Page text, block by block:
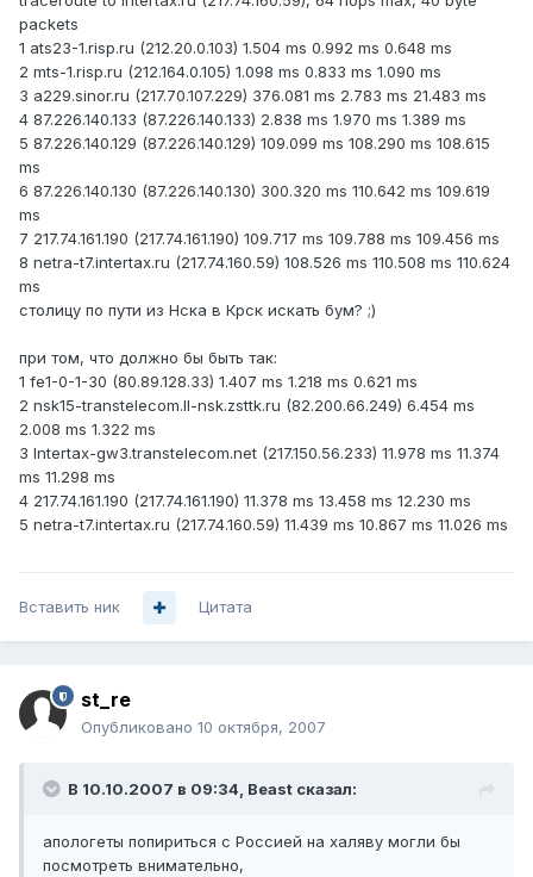
packets
1 ats23-1.risp.ru (212.20.0.103) 1.504 ms 0.992 ms 0.648 ms
2 mts-1.risp.ru (212.164.0.105) 1.098 ms 0.833 ms 1.090 ms
3 a229.sinor.ru (217.70.107.229) 376.081 ms 2.783 ms 21.483 ms
4 87.226.140.133 (87.226.140.133) 2.838 ms 1.970 ms 1.389 ms
5 87.226.140.129 (87.226.140.129) 109.099 ms 108.290 ms 108.615
ms
6 87.226.140.130 (87.226.140.130) 300.320 ms 110.642 ms 109.619
ms
7 217.74.161.190 (217.74.161.190) 109.717 ms 109.788 ms 109.456 ms
8 netra-t7.intertax.ru (217.74.160.59) 108.526 ms 110.508 ms 110.624
ms
столицу по пути из Нска в Крск искать бум? ;)
при том, что должно бы быть так:
1 fe1-0-1-30 (80.89.128.33) 1.407 ms 1.218 ms 0.621 ms
2 nsk15-transtelecom.ll-nsk.zsttk.ru (82.200.66.249) 6.454 ms
2.008 ms 1.322 ms
3 Intertax-gw3.transtelecom.net (217.150.56.233) 11.978 ms 11.374
ms 11.298 ms
4 217.74.161.190 (217.74.161.190) 11.378 ms 13.458 ms 12.230 ms
5 netra-t7.intertax.ru (217.74.160.59) 11.439 ms 10.867 ms 11.026 ms
Вставить ник Цитата
st_re
Опубликовано 10 октября, 2007
В 10.10.2007 в 09:34, Beast сказал:
апологеты попириться с Россией на халяву могли бы
посмотреть внимательно,